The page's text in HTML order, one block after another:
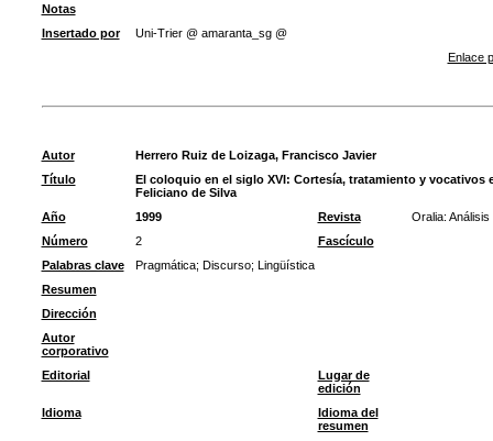
Notas
Insertado por
Uni-Trier @ amaranta_sg @
Enlace
Autor
Herrero Ruiz de Loizaga, Francisco Javier
Título
El coloquio en el siglo XVI: Cortesía, tratamiento y vocativos
Feliciano de Silva
Año
1999 Revista
Oralia:
Número
2
Fascículo
Palabras clave
Pragmática; Discurso; Lingüística
Resumen
Dirección
Autor
corporativo
Editorial
Lugar de
edición
Idioma
Idioma del
resumen